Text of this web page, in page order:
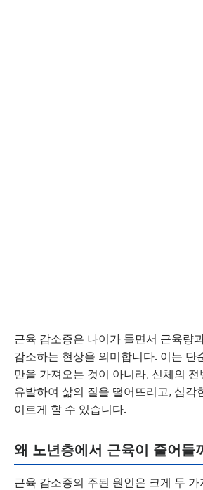
근육 감소증은 나이가 들면서 근육량
감소하는 현상을 의미합니다. 이는 단
만을 가져오는 것이 아니라, 신체의
유발하여 삶의 질을 떨어뜨리고, 심각
이르게 할 수 있습니다.
왜 노년층에서 근육이 줄어들
근육 감소증의 주된 원인은 크게 두